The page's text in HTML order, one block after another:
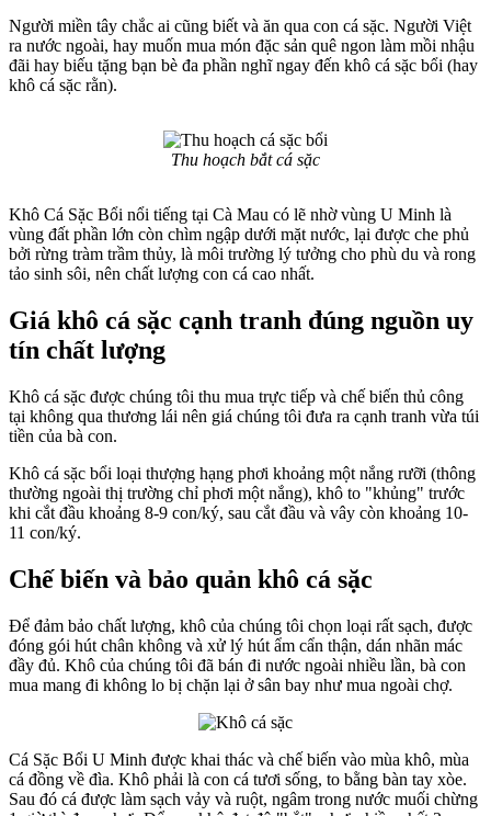
Người miền tây chắc ai cũng biết và ăn qua con cá sặc. Người Việt
ra nước ngoài, hay muốn mua món đặc sản quê ngon làm mồi nhậu
đãi hay biếu tặng bạn bè đa phần nghĩ ngay đến khô cá sặc bổi (hay
khô cá sặc rằn).
Thu hoạch bắt cá sặc
Khô Cá Sặc Bổi nổi tiếng tại Cà Mau có lẽ nhờ vùng U Minh là
vùng đất phần lớn còn chìm ngập dưới mặt nước, lại được che phủ
bởi rừng tràm trầm thủy, là môi trường lý tưởng cho phù du và rong
tảo sinh sôi, nên chất lượng con cá cao nhất.
Giá khô cá sặc cạnh tranh đúng nguồn uy
tín chất lượng
Khô cá sặc được chúng tôi thu mua trực tiếp và chế biến thủ công
tại không qua thương lái nên giá chúng tôi đưa ra cạnh tranh vừa túi
tiền của bà con.
Khô cá sặc bổi loại thượng hạng phơi khoảng một nắng rưỡi (thông
thường ngoài thị trường chỉ phơi một nắng), khô to "khủng" trước
khi cắt đầu khoảng 8-9 con/ký, sau cắt đầu và vây còn khoảng 10-
11 con/ký.
Chế biến và bảo quản khô cá sặc
Để đảm bảo chất lượng, khô của chúng tôi chọn loại rất sạch, được
đóng gói hút chân không và xử lý hút ẩm cẩn thận, dán nhãn mác
đầy đủ. Khô của chúng tôi đã bán đi nước ngoài nhiều lần, bà con
mua mang đi không lo bị chặn lại ở sân bay như mua ngoài chợ.
Cá Sặc Bổi U Minh được khai thác và chế biến vào mùa khô, mùa
cá đồng về đìa. Khô phải là con cá tươi sống, to bằng bàn tay xòe.
Sau đó cá được làm sạch vảy và ruột, ngâm trong nước muối chừng